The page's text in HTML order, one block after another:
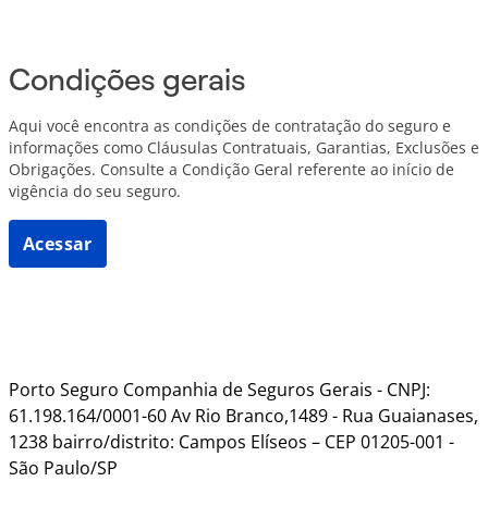
Condições gerais
Aqui você encontra as condições de contratação do seguro e
informações como Cláusulas Contratuais, Garantias, Exclusões e
Obrigações. Consulte a Condição Geral referente ao início de
vigência do seu seguro.
Acessar
Porto Seguro Companhia de Seguros Gerais - CNPJ:
61.198.164/0001-60 Av Rio Branco,1489 - Rua Guaianases,
1238 bairro/distrito: Campos Elíseos – CEP 01205-001 -
São Paulo/SP